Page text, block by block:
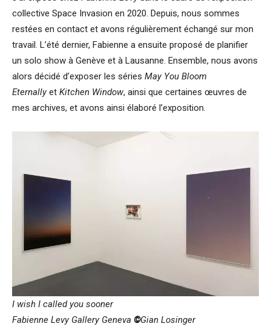
collective Space Invasion en 2020. Depuis, nous sommes
restées en contact et avons régulièrement échangé sur mon
travail. L’été dernier, Fabienne a ensuite proposé de planifier
un solo show à Genève et à Lausanne. Ensemble, nous avons
alors décidé d’exposer les séries May You Bloom
Eternallyet Kitchen Window, ainsi que certaines œuvres de
mes archives, et avons ainsi élaboré l’exposition.
I wish I called you sooner
Fabienne Levy Gallery Geneva ©Gian Losinger